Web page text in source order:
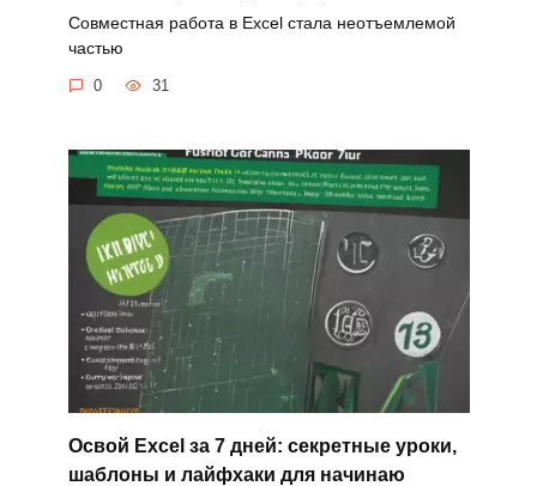
Совместная работа в Excel стала неотъемлемой
частью
0 31
Освой Excel за 7 дней: секретные уроки,
шаблоны и лайфхаки для начинаю